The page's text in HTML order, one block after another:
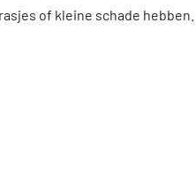
of kleine schade hebben.